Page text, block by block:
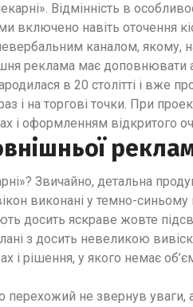
Відмінність в
включено навіть оточення
каналом, якому,
реклама має доповнювати
зародилася в 20 столітті і
і на торгові точки. При
оформленням відкритого
Звичайно, детальна
виконані у темно-синьому
досить яскраве жовте
з досить невеликою
і рішення, у якого немає
не звернув уваги,